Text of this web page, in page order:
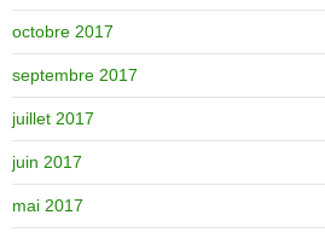
octobre 2017
septembre 2017
juillet 2017
juin 2017
mai 2017